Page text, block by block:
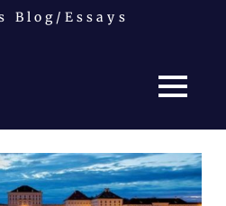
Blog/Essays
MENÜ